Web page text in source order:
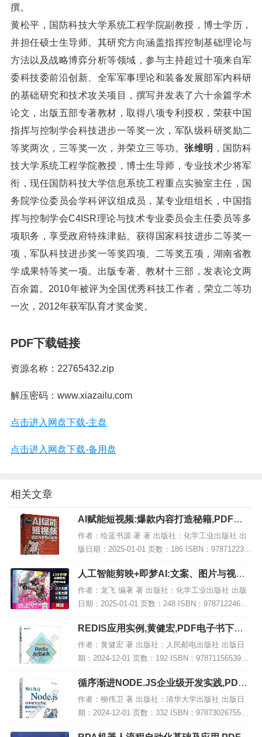
撰。
黄松平，国防科技大学系统工程学院副教授，博士学历，
并担任硕士生导师。其研究方向涵盖指挥控制基础理论与
方法以及战略博弈分析等领域，参与主持超过十项来自军
委科技委前沿创新、全军军事理论和装备发展部军内科研
的基础研究和技术攻关项目，撰写并发表了六十余篇学术
论文，出版五部专著教材，取得八项专利授权，荣获中国
指挥与控制学会科技进步一等奖一次，军队级科研奖励二
等奖两次，三等奖一次，并荣立三等功。 张维明 ，国防科
技大学系统工程学院教授，博士生导师，专业技术少将军
衔，现任国防科技大学信息系统工程重点实验室主任，国
务院学位委员会学科评议组成员，某专业组组长，中国指
挥与控制学会C4ISR理论与技术专业委员会主任委员等多
项职务，享受政府特殊津贴。获得国家科技进步二等奖一
项，军队科技进步奖一等奖四项、二等奖五项，湖南省教
学成果特等奖一项。出版专著、教材十三部，发表论文两
百余篇。2010年被评为全国优秀科技工作者，荣立二等功
一次，2012年获军队育才奖金奖。
PDF下载链接
资源名称：22765432.zip
解压密码：www.xiazailu.com
点击进入网盘下载-主盘
点击进入网盘下载-备用盘
相关文章
AI赋能短视频:爆款内容打造秘籍,PDF电
子书下载
作者：绘蓝书源 著 著 出版社：化学工业出版社 出
版日期：2025-01-01 页数：186 ISBN：978712236
5699 电子书大小：200MB [高清扫描版PDF格式] 内
容简...
人工智能剪映+即梦AI:文案、图片与视频
生成技巧大全,PDF下载
作者：龙飞 编著 著 出版社：化学工业出版社 出版
日期：2025-01-01 页数：248 ISBN：97871224652
69 电子书大小：227MB [高清扫描版PDF格式] 内容
简介...
REDIS应用实例,黄健宏,PDF电子书下载,
网盘资源
作者：黄健宏 著 出版社：人民邮电出版社 出版日
期：2024-12-01 页数：192 ISBN：9787115653956
电子书大小：183MB [高清扫描版PDF格式] 内容简
介 本书...
循序渐进NODE.JS企业级开发实践,PDF
电子书下载
作者：柳伟卫 著 出版社：清华大学出版社 出版日
期：2024-12-01 页数：332 ISBN：9787302675556
电子书大小：260MB [高清扫描版PDF格式] 内容简